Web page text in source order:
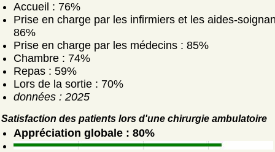
Accueil : 76%
Prise en charge par les infirmiers et les aides-
86%
Prise en charge par les médecins : 85%
Chambre : 74%
Repas : 59%
Lors de la sortie : 70%
données : 2025
Satisfaction des patients lors d'une chirurgie ambulatoire
Appréciation globale : 80%